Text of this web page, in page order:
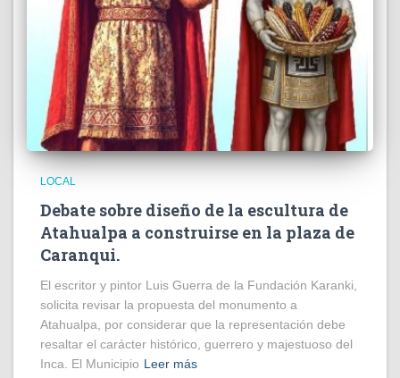
LOCAL
Debate sobre diseño de la escultura de
Atahualpa a construirse en la plaza de
Caranqui.
El escritor y pintor Luis Guerra de la Fundación Karanki,
solicita revisar la propuesta del monumento a
Atahualpa, por considerar que la representación debe
resaltar el carácter histórico, guerrero y majestuoso del
Inca. El Municipio Leer más